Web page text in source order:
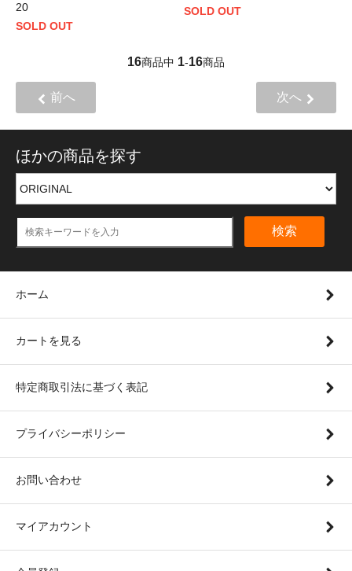
20
SOLD OUT
SOLD OUT
16商品中 1-16商品
前へ 次へ
ほかの商品を探す
検索
ホーム
カートを見る
特定商取引法に基づく表記
プライバシーポリシー
お問い合わせ
マイアカウント